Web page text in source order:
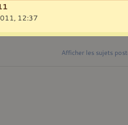
12:37
Afficher les sujets